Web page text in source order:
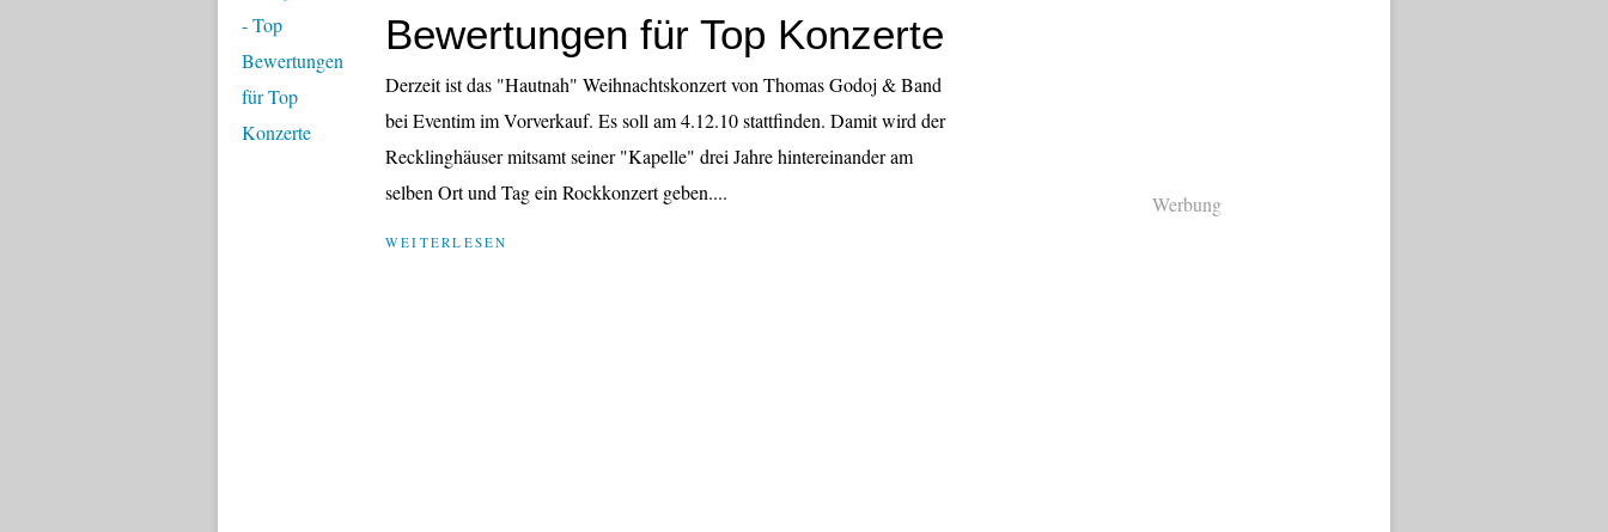
Bewertungen für Top Konzerte
Derzeit ist das "Hautnah" Weihnachtskonzert von Thomas Godoj & Band
bei Eventim im Vorverkauf. Es soll am 4.12.10 stattfinden. Damit wird der
Recklinghäuser mitsamt seiner "Kapelle" drei Jahre hintereinander am
selben Ort und Tag ein Rockkonzert geben....
WEITERLESEN
Werbung